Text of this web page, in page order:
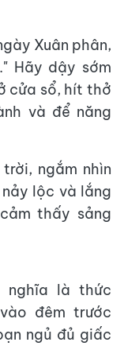
Xuân phân,
Hãy dậy sớm
cửa sổ, hít thở
và để năng
ngắm nhìn
lộc và lắng
thấy sảng
nghĩa là thức
đêm trước
ngủ đủ giấc